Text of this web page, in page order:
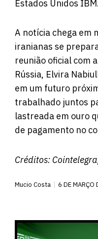
Estados Unidos IBM.
A notícia chega em
iranianas se
reunião oficial com
Rússia, Elvira
em um futuro
trabalhado juntos
lastreada em ouro
de pagamento no
Créditos:
Mucio Costa 6 DE MARÇO